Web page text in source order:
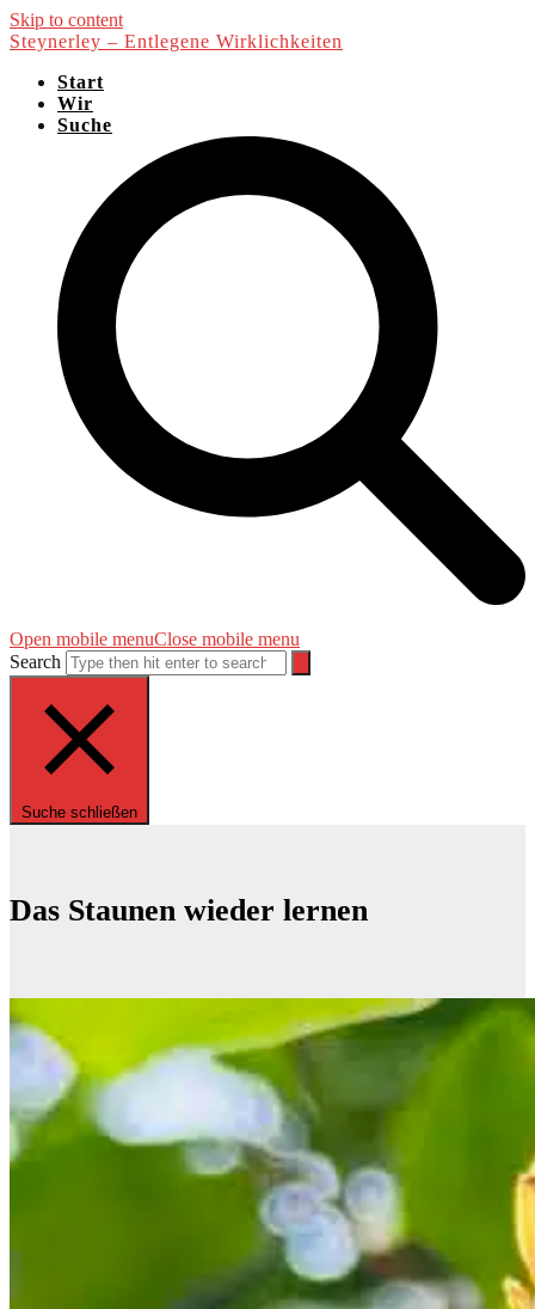
Skip to content
Steynerley – Entlegene Wirklichkeiten
Start
Wir
Suche
Open mobile menuClose mobile menu
Search
Suche schließen
Das Staunen wieder lernen